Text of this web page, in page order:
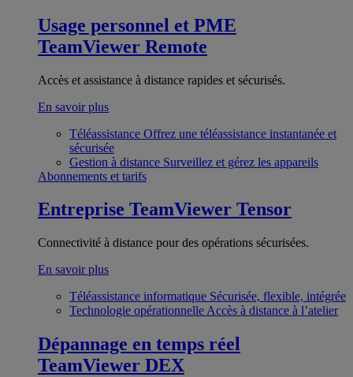
Usage personnel et PME
TeamViewer Remote
Accès et assistance à distance rapides et sécurisés.
En savoir plus
Téléassistance Offrez une téléassistance instantanée et
sécurisée
Gestion à distance Surveillez et gérez les appareils
Abonnements et tarifs
Entreprise TeamViewer Tensor
Connectivité à distance pour des opérations sécurisées.
En savoir plus
Téléassistance informatique Sécurisée, flexible, intégrée
Technologie opérationnelle Accès à distance à l’atelier
Dépannage en temps réel
TeamViewer DEX